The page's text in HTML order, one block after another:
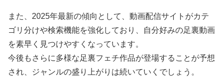
また、2025年最新の傾向として、動画配信サイトがカテ
ゴリ分けや検索機能を強化しており、自分好みの足裏動画
を素早く見つけやすくなっています。
今後もさらに多様な足裏フェチ作品が登場することが予想
され、ジャンルの盛り上がりは続いていくでしょう。